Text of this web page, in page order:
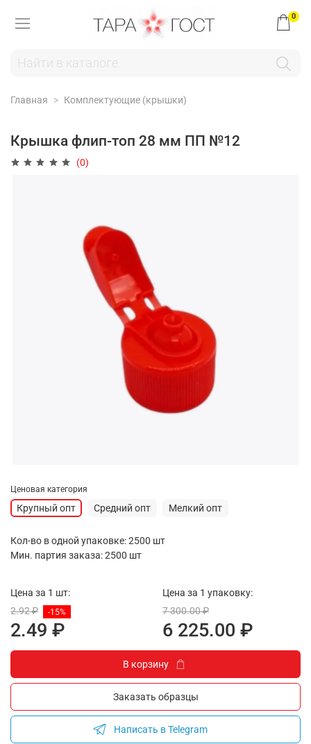
0
Главная Комплектующие (крышки)
Крышка флип-топ 28 мм ПП №12
(0)
Ценовая категория
Крупный опт Средний опт Мелкий опт
Кол-во в одной упаковке: 2500 шт
Мин. партия заказа: 2500 шт
Цена за 1 шт:
2.92 ₽
2.49 ₽
-15%
Цена за 1 упаковку:
7 300.00 ₽
6 225.00 ₽
В корзину
Заказать образцы
Написать в Telegram